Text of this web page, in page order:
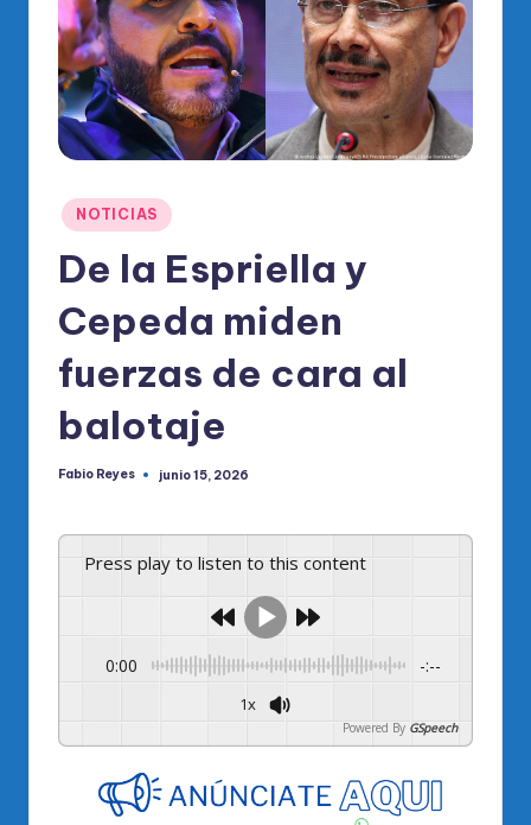
di
o
O
al
el
R
M
Publicado
en
NOTICIAS
De la Espriella y
Cepeda miden
fuerzas de cara al
balotaje
Publicado
Fabio Reyes junio 15, 2026
Press play to listen to this content
0:00 -:--
1x
Powered By GSpeech